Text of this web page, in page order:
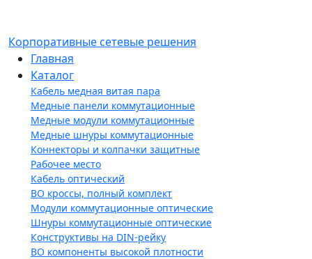
Корпоративные сетевые решения
Главная
Каталог
Кабель медная витая пара
Медные панели коммутационные
Медные модули коммутационные
Медные шнуры коммутационные
Коннекторы и колпачки защитные
Рабочее место
Кабель оптический
ВО кроссы, полный комплект
Модули коммутационные оптические
Шнуры коммутационные оптические
Конструктивы на DIN-рейку
ВО компоненты высокой плотности